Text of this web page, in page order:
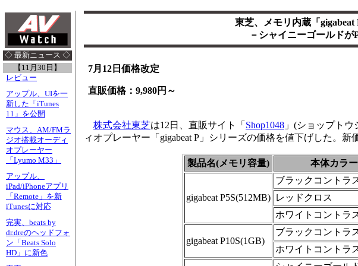
◇ 最新ニュース ◇
【11月30日】
レビュー
アップル、UIを一
新した「iTunes
11」を公開
マウス、AM/FMラ
ジオ搭載オーディ
オプレーヤー
「Lyumo M33」
アップル、
iPad/iPhoneアプリ
「Remote」を新
iTunesに対応
完実、beats by
dr.dreのヘッドフォ
ン「Beats Solo
HD」に新色
東芝、メモリ内蔵「
－シャイニーゴールドが
7月12日価格改定
直販価格：9,980円～
株式会社東芝は12日、直販サイト「 Shop1048 」(ショップト
ィオプレーヤー「gigabeat P」シリーズの価格を値下げした。新
製品名(メモリ容量) 本体カラー
gigabeat P5S(512MB)
ブラックコントラ
レッドクロス
ホワイトコントラ
gigabeat P10S(1GB)
ブラックコントラ
ホワイトコントラ